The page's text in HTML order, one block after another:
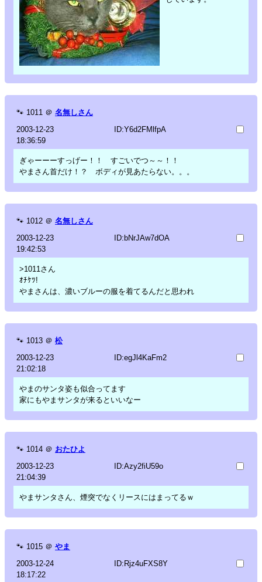
🐾 1011 ＠ 名無しさん
2003-12-23
18:36:59
ID:Y6d2FMlfpA
ぎゃーーーすっげー！！ すごいでつ～～！！
やまさん首だけ！？ ボディが見あたらない。。。
🐾 1012 ＠ 名無しさん
2003-12-23
19:42:53
ID:bNrJAw7dOA
>1011さん
ｵﾁｹﾂ!
やまさんは、濃いブルーの服を着てるんだと思われ
🐾 1013 ＠ 松
2003-12-23
21:02:18
ID:egJl4KaFm2
やまのサンタ姿も似合ってます
家にもやまサンタが来るといいなー
🐾 1014 ＠ おたひよ
2003-12-23
21:04:39
ID:Azy2fiU59o
やまサンタさん、煙突でなくリースにはまってるｗ
🐾 1015 ＠ やま
2003-12-24
18:17:22
ID:Rjz4uFXS8Y